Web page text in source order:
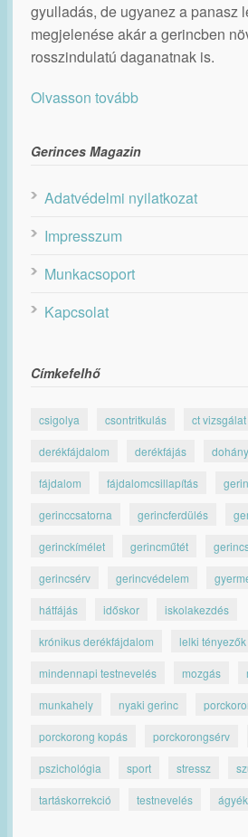
gyulladás, de ugyanez a panasz
megjelenése akár a gerincben
rosszindulatú daganatnak is.
Olvasson tovább
Gerinces Magazin
Adatvédelmi nyilatkozat
Impresszum
Munkacsoport
Kapcsolat
Címkefelhő
csigolya csontritkulás ct vizsgálat
derékfájdalom derékfájás
fájdalom fájdalomcsillapítás
gerinccsatorna gerincferdülés
gerinckímélet gerincműtét
gerincsérv gerincvédelem
hátfájás időskor iskolakezdés
krónikus derékfájdalom lelki tényezők
mindennapi testnevelés mozgás
munkahely nyaki gerinc
porckorong kopás porckorongsérv
pszichológia sport stressz
tartáskorrekció testnevelés